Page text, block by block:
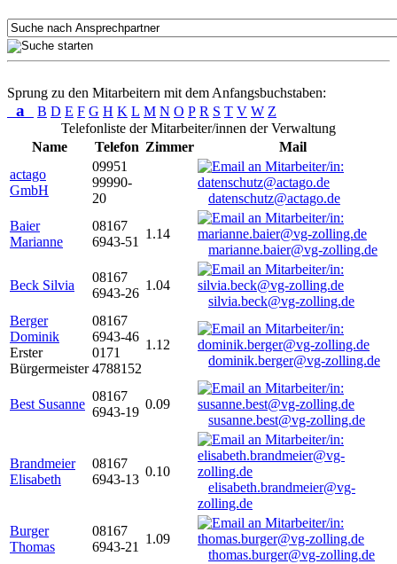
Sprung zu den Mitarbeitern mit dem Anfangsbuchstaben:
a B D E F G H K L M N O P R S T V W Z
Telefonliste der Mitarbeiter/innen der Verwaltung
Name
Telefon Zimmer
Mail
actago
GmbH
09951
99990-
20
datenschutz@actago.de
Baier
Marianne
08167
6943-51
1.14
marianne.baier@vg-zolling.de
Beck Silvia
08167
6943-26
1.04
silvia.beck@vg-zolling.de
Berger
Dominik
Erster
Bürgermeister
08167
6943-46
0171
4788152
1.12
dominik.berger@vg-zolling.de
Best Susanne
08167
6943-19
0.09
susanne.best@vg-zolling.de
Brandmeier
Elisabeth
08167
6943-13
0.10
elisabeth.brandmeier@vg-
zolling.de
Burger
Thomas
08167
6943-21
1.09
thomas.burger@vg-zolling.de